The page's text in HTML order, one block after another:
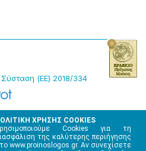
ΧΡΗΣΗΣ COOKIES
Cookies για τη
της καλύτερης περιήγησης
www.proinoslogos.gr. Αν συνεχίσετε
(ΕΕ) 2018/334
Μ.Η.Τ. 220242